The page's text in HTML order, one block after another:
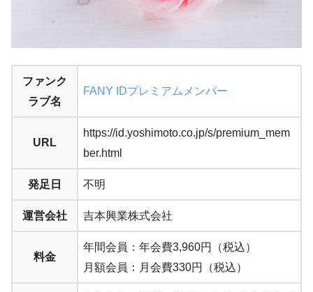
ファンク
ラブ名
FANY IDプレミアムメンバー
URL
https://id.yoshimoto.co.jp/s/premium_mem
ber.html
発足日 不明
運営会社 吉本興業株式会社
料金
年間会員：年会費3,960円（税込）
月額会員：月会費330円（税込）